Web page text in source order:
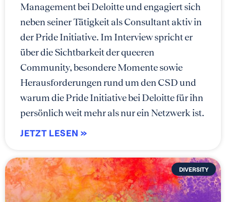
Management bei Deloitte und engagiert sich
neben seiner Tätigkeit als Consultant aktiv in
der Pride Initiative. Im Interview spricht er
über die Sichtbarkeit der queeren
Community, besondere Momente sowie
Herausforderungen rund um den CSD und
warum die Pride Initiative bei Deloitte für ihn
persönlich weit mehr als nur ein Netzwerk ist.
JETZT LESEN »
DIVERSITY